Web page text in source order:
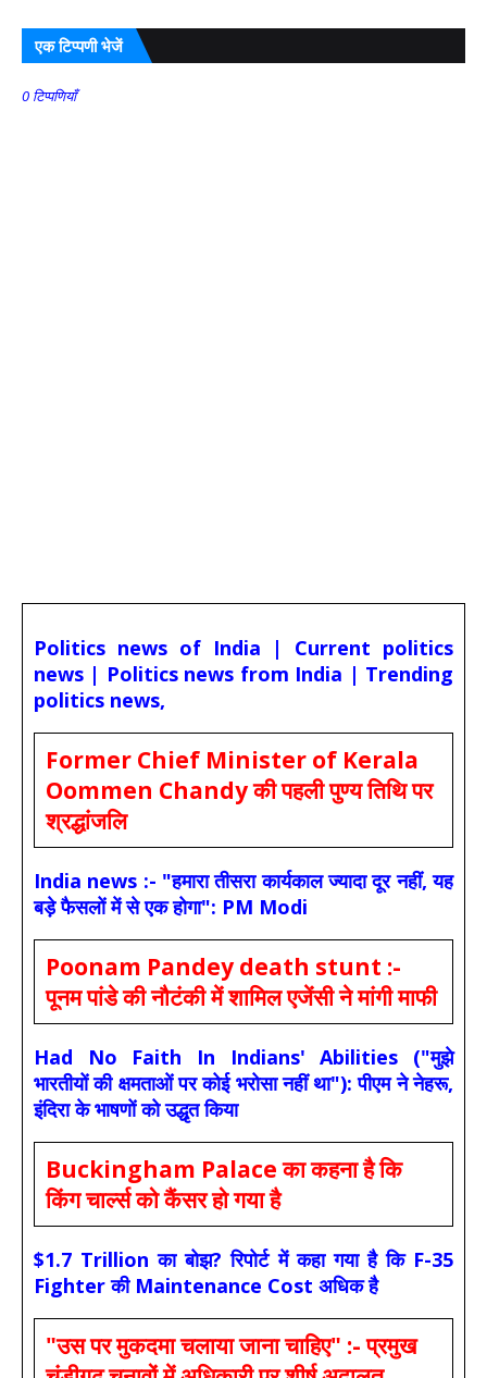
एक टिप्पणी भेजें
0 टिप्पणियाँ
Politics news of India | Current politics
news | Politics news from India | Trending
politics news,
Former Chief Minister of Kerala
Oommen Chandy की पहली पुण्य तिथि पर
श्रद्धांजलि
India news :- "हमारा तीसरा कार्यकाल ज्यादा दूर नहीं, यह
बड़े फैसलों में से एक होगा": PM Modi
Poonam Pandey death stunt :-
पूनम पांडे की नौटंकी में शामिल एजेंसी ने मांगी माफी
Had No Faith In Indians' Abilities ("मुझे
भारतीयों की क्षमताओं पर कोई भरोसा नहीं था"): पीएम ने नेहरू,
इंदिरा के भाषणों को उद्धृत किया
Buckingham Palace का कहना है कि
किंग चार्ल्स को कैंसर हो गया है
$1.7 Trillion का बोझ? रिपोर्ट में कहा गया है कि F-35
Fighter की Maintenance Cost अधिक है
"उस पर मुकदमा चलाया जाना चाहिए" :- प्रमुख